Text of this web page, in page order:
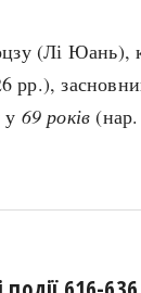
(Лі Юань),
рр.),
у 69 років (нар.